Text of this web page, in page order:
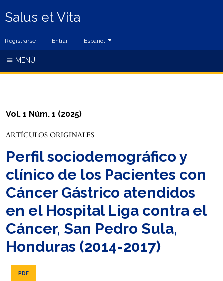
Salus et Vita
Registrarse Entrar Cambiar el idioma. El idioma actual es:
Español
MENÚ
Vol. 1 Núm. 1 (2025)
ARTÍCULOS ORIGINALES
Perfil sociodemográfico y
clínico de los Pacientes con
Cáncer Gástrico atendidos
en el Hospital Liga contra el
Cáncer, San Pedro Sula,
Honduras (2014-2017)
PDF